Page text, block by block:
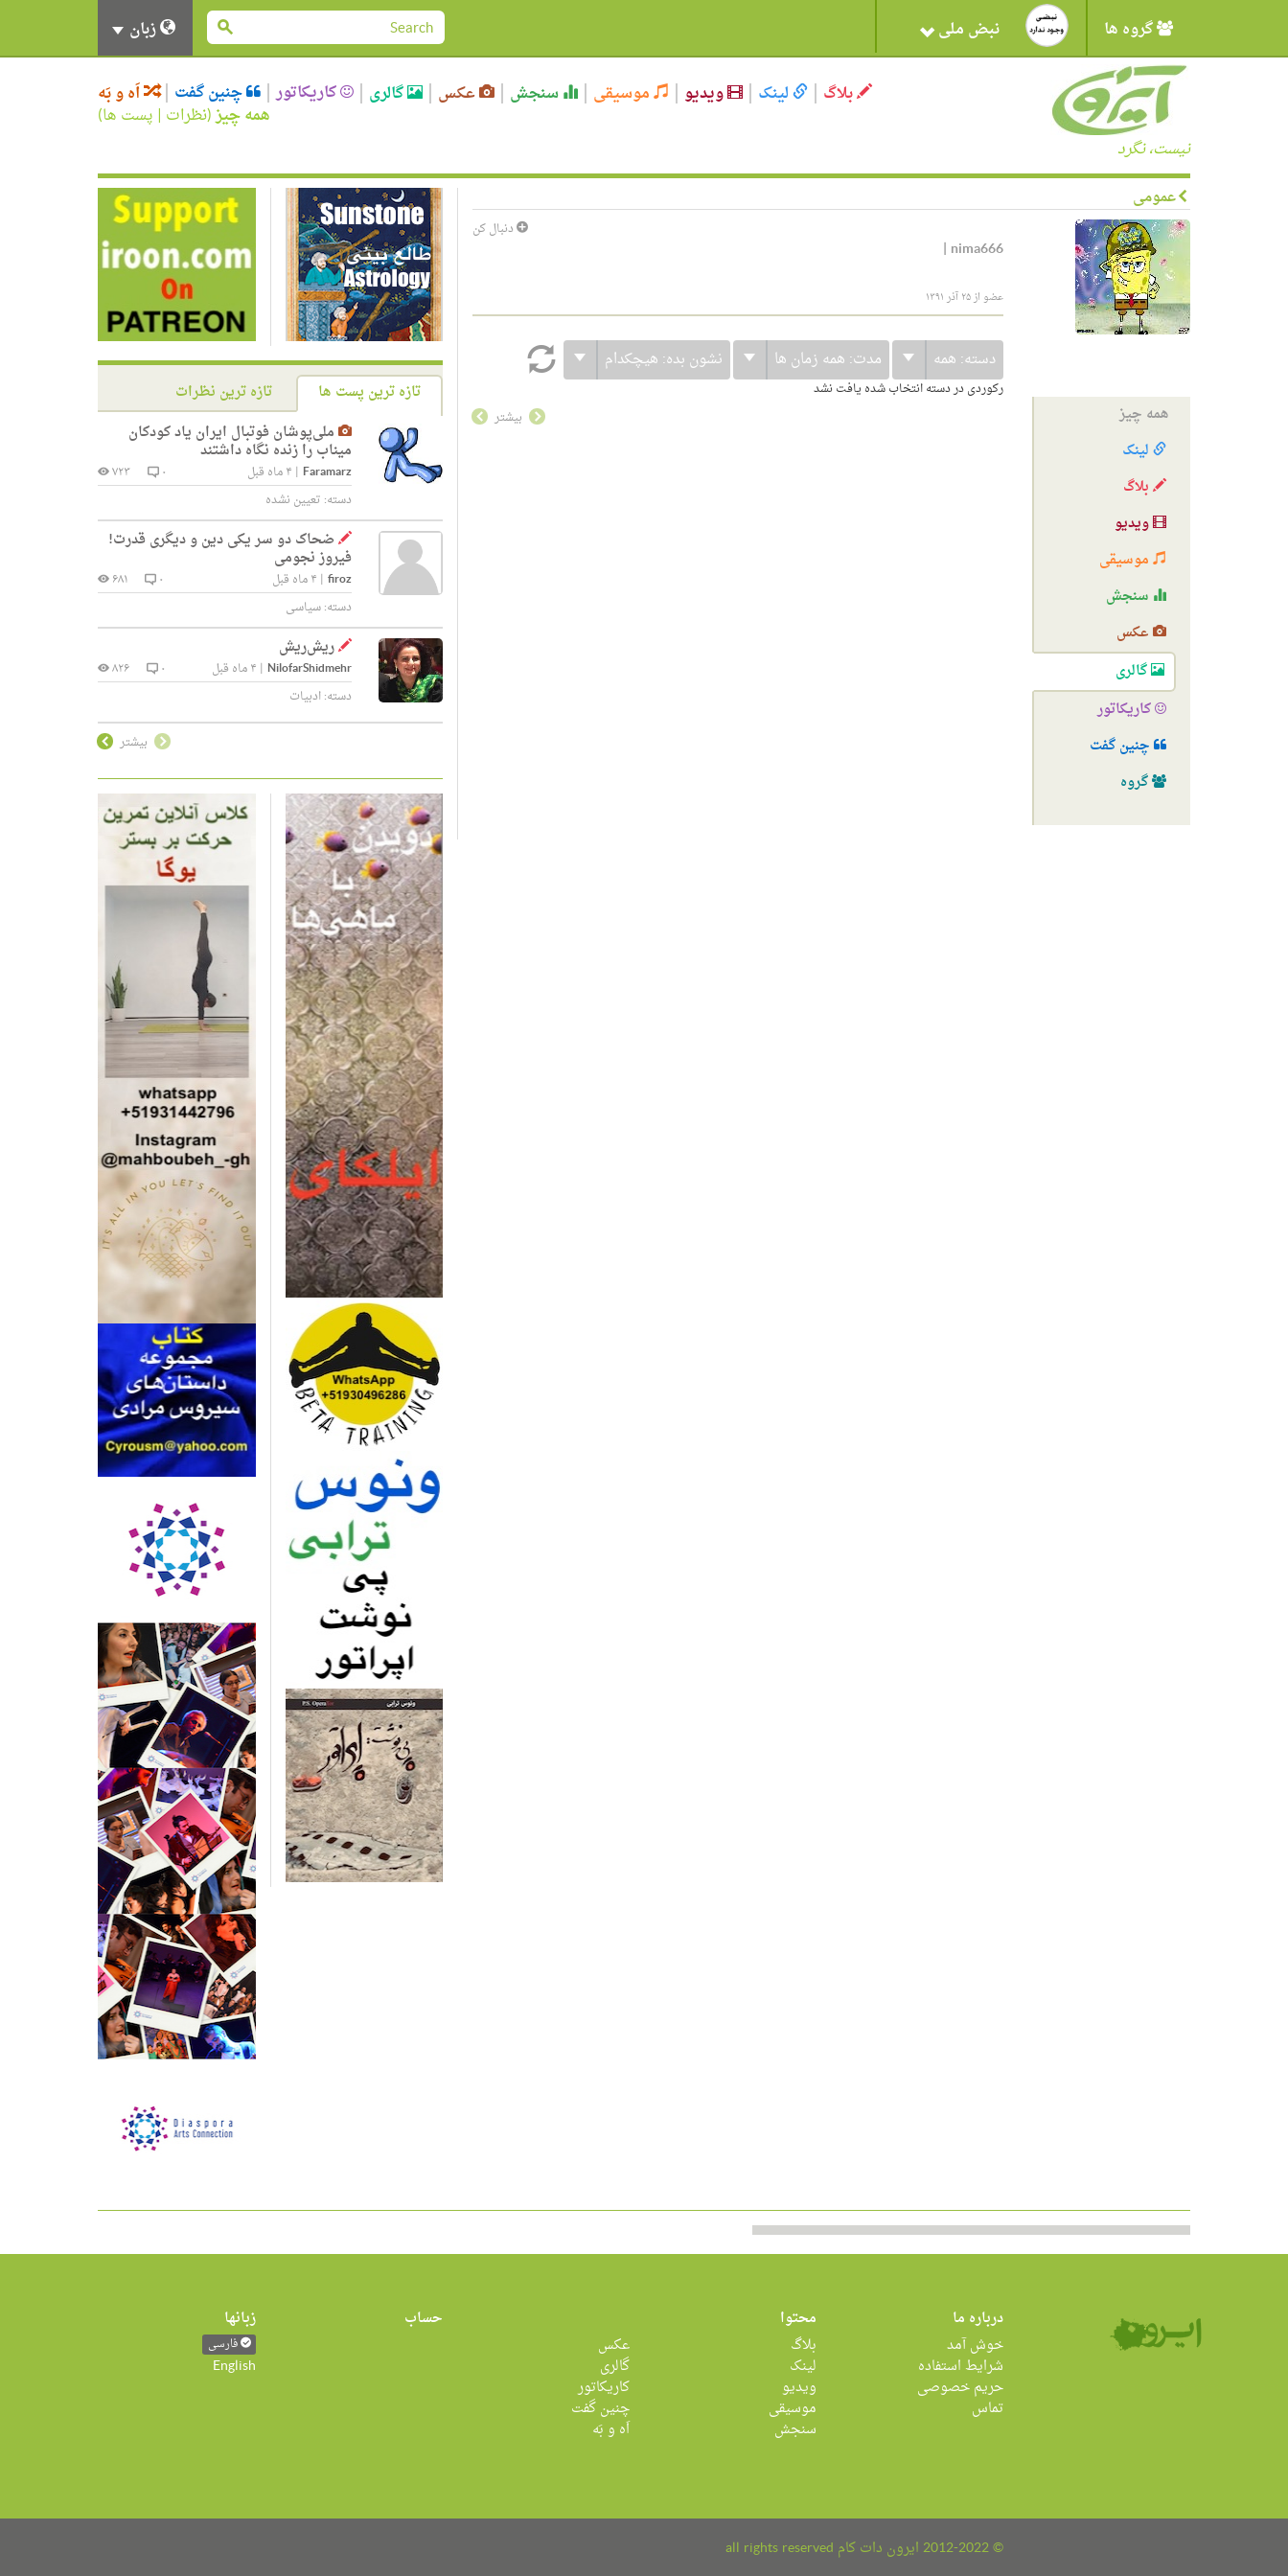
گروه ها نبض ملی زبان
نیست، نگرد
بلاگ لینک ویدیو موسیقی سنجش عکس گالری کاریکاتور چنین گفت اَه و بَه
همه چیز(نظرات | پست ها)
عمومی
همه چیز
لینک
بلاگ
ویدیو
موسیقی
سنجش
عکس
گالری
کاریکاتور
چنین گفت
گروه
دنبال کن
nima666
|
عضو از ۲۵ آذر ۱۳۹۱
دسته: همه مدت: همه زمان ها نشون بده: هیچکدام
رکوردی در دسته انتخاب شده یافت نشد
بیشتر
تازه ترین پست ها
تازه ترین نظرات
ملی‌پوشان فوتبال ایران یاد کودکان
میناب را زنده نگاه داشتند
Faramarz
| ۴ ماه قبل ۰
۷۲۳
دسته: تعیین نشده
ضحاک دو سر یکی دین و دیگری قدرت!
فیروز نجومی
firoz
| ۴ ماه قبل ۰
۶۸۱
دسته:سیاسی
ریش‌ریش
NilofarShidmehr
| ۴ ماه قبل ۰
۸۲۶
دسته:ادبیات
بیشتر
درباره ما
خوش آمد
شرایط استفاده
حریم خصوصی
تماس
محتوا
بلاگ
لینک
ویدیو
موسیقی
سنجش
عکس
گالری
کاریکاتور
چنین گفت
اَه و بَه
حساب زبانها
فارسی
English
© 2012-2022 ایرون دات کام all rights reserved